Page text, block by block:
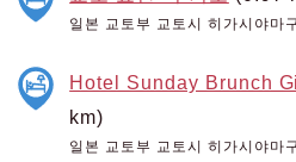
일본 교토부 교토시 히가시야마
Hotel Sunday Brunch
km)
일본 교토부 교토시 히가시야마